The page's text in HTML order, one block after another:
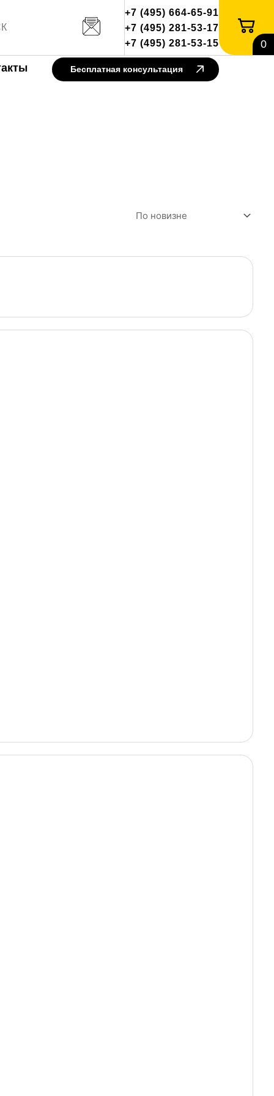
+7 (495) 664-65-91
+7 (495) 281-53-17
+7 (495) 281-53-15
0
Бесплатная консультация